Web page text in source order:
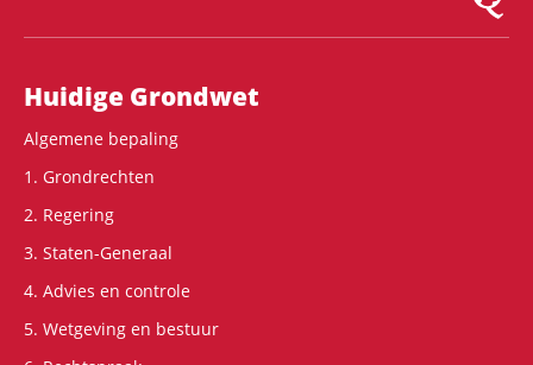
Hoofdnavigatie
Huidige Grondwet
Algemene bepaling
1. Grondrechten
2. Regering
3. Staten-Generaal
4. Advies en controle
5. Wetgeving en bestuur